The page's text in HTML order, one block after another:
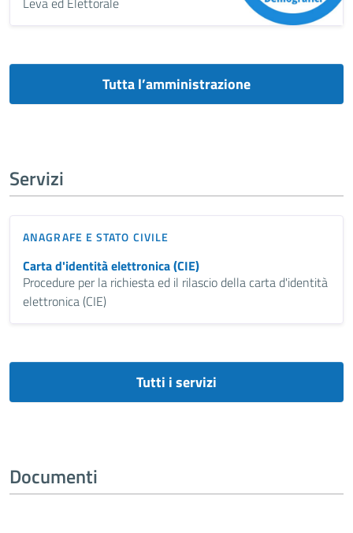
Tutta l’amministrazione
Servizi
ANAGRAFE E STATO CIVILE
Carta d'identità elettronica (CIE)
Procedure per la richiesta ed il rilascio della carta d'identità
elettronica (CIE)
Tutti i servizi
Documenti